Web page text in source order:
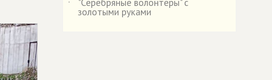
˙
"Серебряные волонтеры" с
золотыми руками